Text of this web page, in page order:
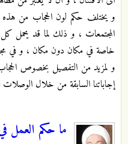
و يختلف حكم لون الحجاب من هذه
المجتمعات ، و ذلك لما قد يحمل
خاصة في مكان دون مكان ، و في
و لمزيد من التفصيل بخصوص
إجاباتنا السابقة من خلال الوصلات
ما حكم العمل